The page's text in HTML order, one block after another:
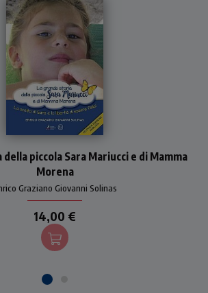
nella quale si vede come
anche in una tragedia si può
scoprire l'amore di Dio che
fiorire la vita anche dalla
morte. Nuova edizione
Graziano Giovanni Solinas
piccola Sara Mariucci e di Mamma
Morena
14,00 €